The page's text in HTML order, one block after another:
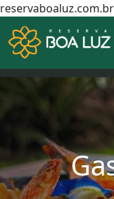
reservaboaluz.com.br